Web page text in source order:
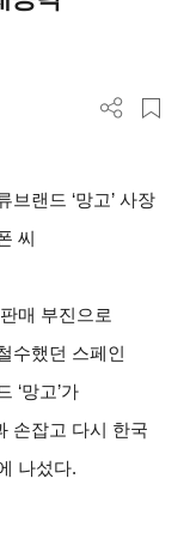
브랜드 ‘망고’ 사장
씨
매 부진으로
수했던 스페인
‘망고’가
손잡고 다시 한국
나섰다.